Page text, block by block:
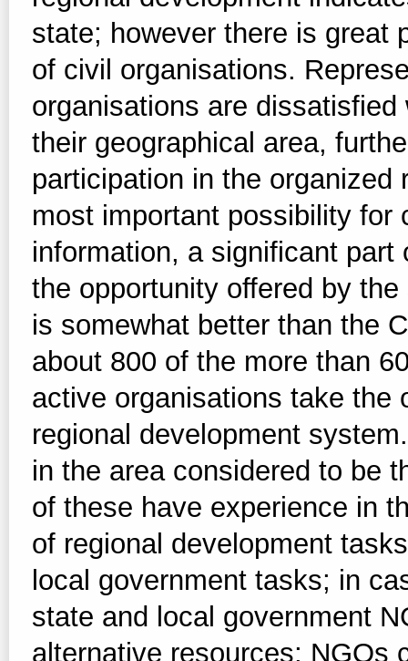
state; however there is great
of civil organisations.
organisations are
their geographical area,
participation in the
most important possibility for
information, a significant
the opportunity offered by
is somewhat better than the
about 800 of the more than
active organisations take the
regional development
in the area considered to be
of these have experience in
of regional development
local government tasks; in
state and local government
alternative resources; NGOs